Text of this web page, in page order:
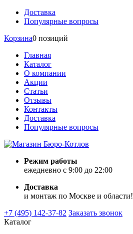
Доставка
Популярные вопросы
Корзина0 позиций
Главная
Каталог
О компании
Акции
Статьи
Отзывы
Контакты
Доставка
Популярные вопросы
Режим работы
ежедневно с 9:00 до 22:00
Доставка
и монтаж по Москве и области!
+7 (495) 142-37-82 Заказать звонок
Каталог